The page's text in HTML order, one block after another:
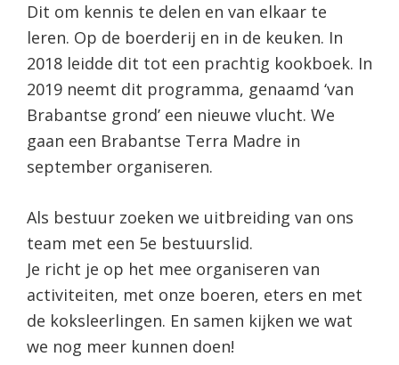
Dit om kennis te delen en van elkaar te
leren. Op de boerderij en in de keuken. In
2018 leidde dit tot een prachtig kookboek. In
2019 neemt dit programma, genaamd ‘van
Brabantse grond’ een nieuwe vlucht. We
gaan een Brabantse Terra Madre in
september organiseren.
Als bestuur zoeken we uitbreiding van ons
team met een 5e bestuurslid.
Je richt je op het mee organiseren van
activiteiten, met onze boeren, eters en met
de koksleerlingen. En samen kijken we wat
we nog meer kunnen doen!